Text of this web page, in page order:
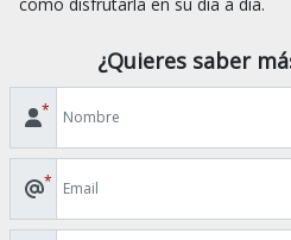
¿Quieres saber
*
*